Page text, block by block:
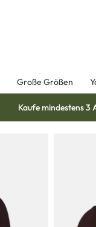
Große Größen
Kaufe mindestens 3